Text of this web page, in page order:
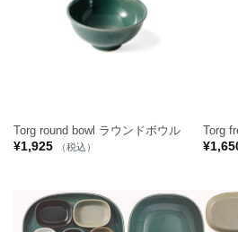
Torg round bowl ラウンドボウル
¥1,925 （税込）
Torg
¥